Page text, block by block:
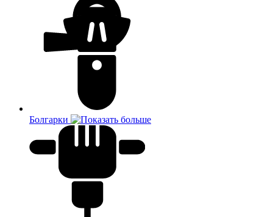
Болгарки